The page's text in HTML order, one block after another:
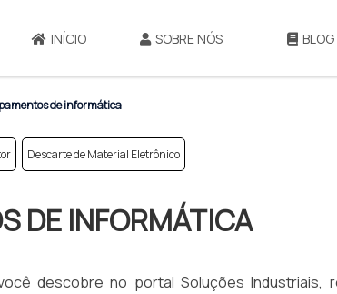
INÍCIO SOBRE NÓS BLOG
de informática
Descarte de Material Eletrônico
DE INFORMÁTICA
descobre no portal Soluções Industriais,